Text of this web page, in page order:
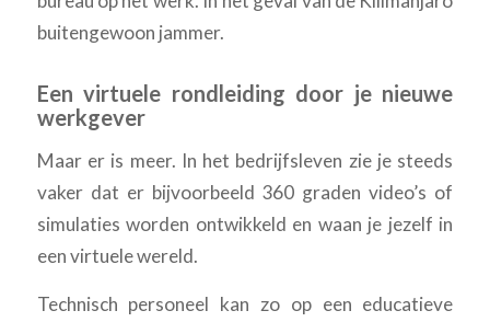
buitengewoon jammer.
Een virtuele rondleiding door je nieuwe
werkgever
Maar er is meer. In het bedrijfsleven zie je steeds
vaker dat er bijvoorbeeld 360 graden video’s of
simulaties worden ontwikkeld en waan je jezelf in
een virtuele wereld.
Technisch personeel kan zo op een educatieve